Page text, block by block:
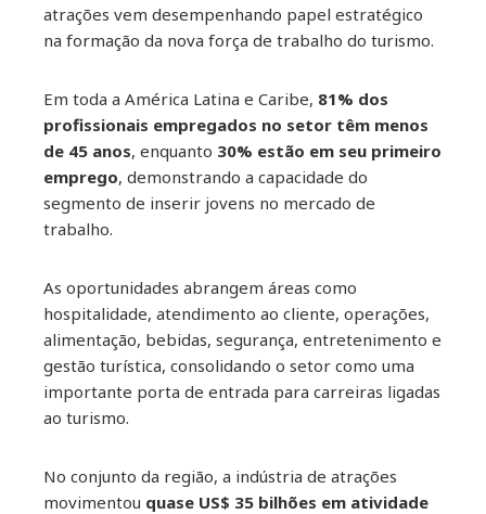
atrações vem desempenhando papel estratégico
na formação da nova força de trabalho do turismo.
Em toda a América Latina e Caribe, 81% dos
profissionais empregados no setor têm menos
de 45 anos, enquanto 30% estão em seu primeiro
emprego, demonstrando a capacidade do
segmento de inserir jovens no mercado de
trabalho.
As oportunidades abrangem áreas como
hospitalidade, atendimento ao cliente, operações,
alimentação, bebidas, segurança, entretenimento e
gestão turística, consolidando o setor como uma
importante porta de entrada para carreiras ligadas
ao turismo.
No conjunto da região, a indústria de atrações
movimentou quase US$ 35 bilhões em atividade